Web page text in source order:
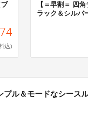
込)
【＝早割＝ 四
ラック＆シルバ
ル＆モードなシース